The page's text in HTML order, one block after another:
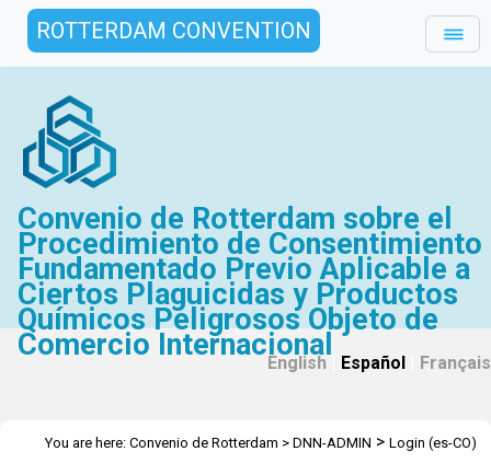
ROTTERDAM CONVENTION
Convenio de Rotterdam sobre el
Procedimiento de Consentimiento
Fundamentado Previo Aplicable a
Ciertos Plaguicidas y Productos
Químicos Peligrosos Objeto de
Comercio Internacional
English Español Français
You are here: Convenio de Rotterdam > DNN-ADMIN > Login (es-CO)